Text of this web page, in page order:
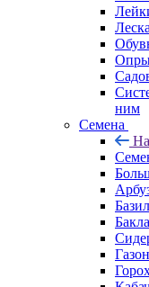
ним
Семена